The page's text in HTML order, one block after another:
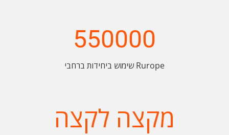
550000
שימוש ביחידות ברחבי Rurope
מקצה לקצה